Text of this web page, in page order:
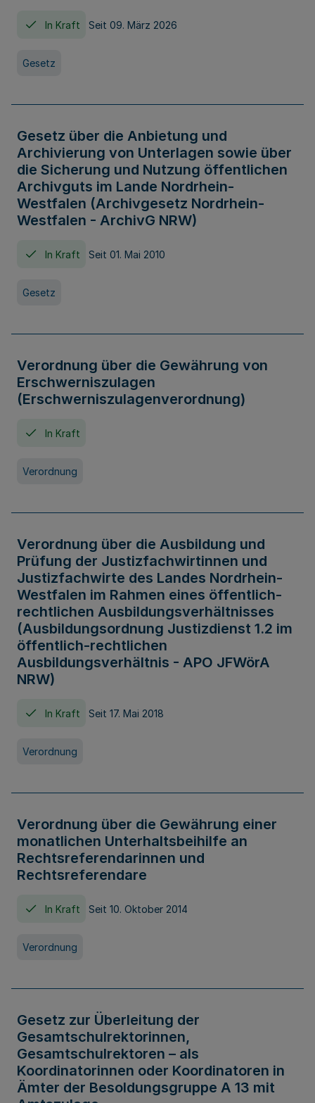
In Kraft Seit 09. März 2026
Gesetz
Gesetz über die Anbietung und
Archivierung von Unterlagen sowie über
die Sicherung und Nutzung öffentlichen
Archivguts im Lande Nordrhein-
Westfalen (Archivgesetz Nordrhein-
Westfalen - ArchivG NRW)
In Kraft Seit 01. Mai 2010
Gesetz
Verordnung über die Gewährung von
Erschwerniszulagen
(Erschwerniszulagenverordnung)
In Kraft
Verordnung
Verordnung über die Ausbildung und
Prüfung der Justizfachwirtinnen und
Justizfachwirte des Landes Nordrhein-
Westfalen im Rahmen eines öffentlich-
rechtlichen Ausbildungsverhältnisses
(Ausbildungsordnung Justizdienst 1.2 im
öffentlich-rechtlichen
Ausbildungsverhältnis - APO JFWörA
NRW)
In Kraft Seit 17. Mai 2018
Verordnung
Verordnung über die Gewährung einer
monatlichen Unterhaltsbeihilfe an
Rechtsreferendarinnen und
Rechtsreferendare
In Kraft Seit 10. Oktober 2014
Verordnung
Gesetz zur Überleitung der
Gesamtschulrektorinnen,
Gesamtschulrektoren – als
Koordinatorinnen oder Koordinatoren in
Ämter der Besoldungsgruppe A 13 mit